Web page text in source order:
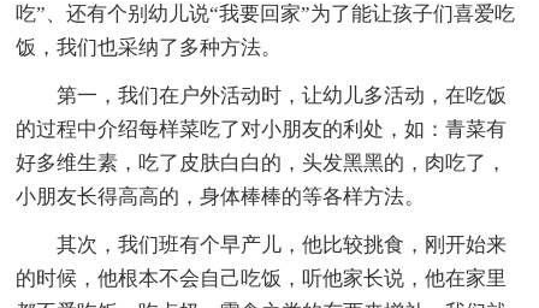
吃”、还有个别幼儿说“我要回家”为了能让孩子们喜爱吃
饭，我们也采纳了多种方法。
第一，我们在户外活动时，让幼儿多活动，在吃饭
的过程中介绍每样菜吃了对小朋友的利处，如：青菜有
好多维生素，吃了皮肤白白的，头发黑黑的，肉吃了，
小朋友长得高高的，身体棒棒的等各样方法。
其次，我们班有个早产儿，他比较挑食，刚开始来
的时候，他根本不会自己吃饭，听他家长说，他在家里